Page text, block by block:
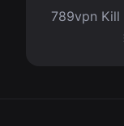
789vpn Kill